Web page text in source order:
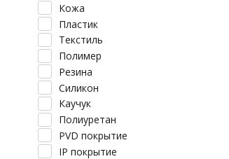
Кожа
Пластик
Текстиль
Полимер
Резина
Силикон
Каучук
Полиуретан
PVD покрытие
IP покрытие